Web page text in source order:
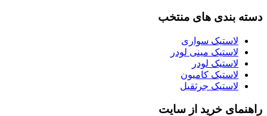
دسته بندی های منتخب
لاستیک سواری
لاستیک مینی لودر
لاستیک لودر
لاستیک کامیون
لاستیک جرثقیل
راهنمای خرید از سایت